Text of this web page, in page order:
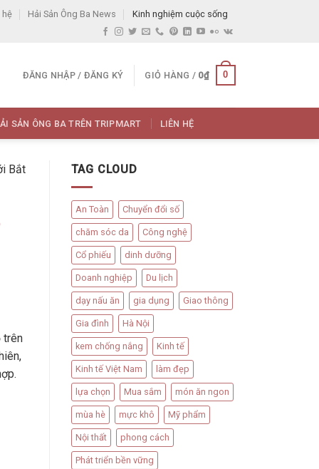
hệ Hải Sản Ông Ba News Kinh nghiệm cuộc sống
ĐĂNG NHẬP / ĐĂNG KÝ GIỎ HÀNG / 0₫ 0
SẢN ÔNG BA TRÊN TRIPMART LIÊN HỆ
Bắt
trên
TAG CLOUD
An Toàn Chuyển đổi số
chăm sóc da Công nghệ
Cổ phiếu dinh dưỡng
Doanh nghiệp Du lịch
dạy nấu ăn gia dụng Giao thông
Gia đình Hà Nội
kem chống nắng Kinh tế
Kinh tế Việt Nam làm đẹp
lựa chọn Mua sắm món ăn ngon
mùa hè mực khô Mỹ phẩm
Nội thất phong cách
Phát triển bền vững